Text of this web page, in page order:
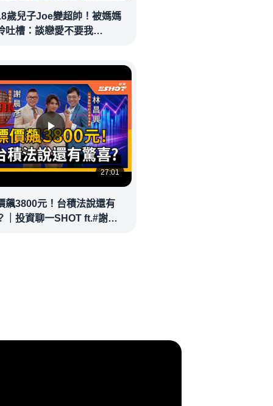
歲兒子Joe變超帥！被媽媽
吐槽：談戀愛不要我
27:01
飆3800元！台積法說還有
｜投資聊一SHOT ft.#謝晨